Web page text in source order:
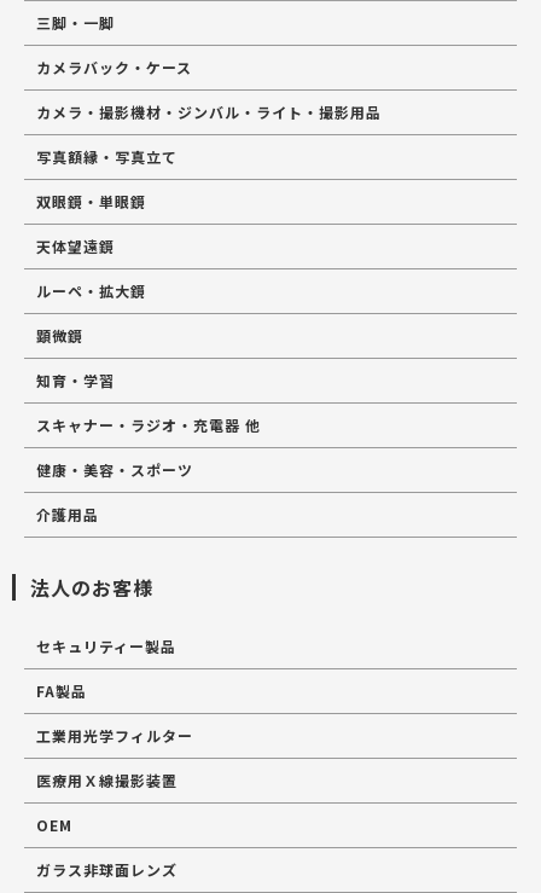
三脚・一脚
カメラバック・ケース
カメラ・撮影機材・ジンバル・ライト・撮影用品
写真額縁・写真立て
双眼鏡・単眼鏡
天体望遠鏡
ルーペ・拡大鏡
顕微鏡
知育・学習
スキャナー・ラジオ・充電器 他
健康・美容・スポーツ
介護用品
法人のお客様
セキュリティー製品
FA製品
工業用光学フィルター
医療用Ｘ線撮影装置
OEM
ガラス非球面レンズ